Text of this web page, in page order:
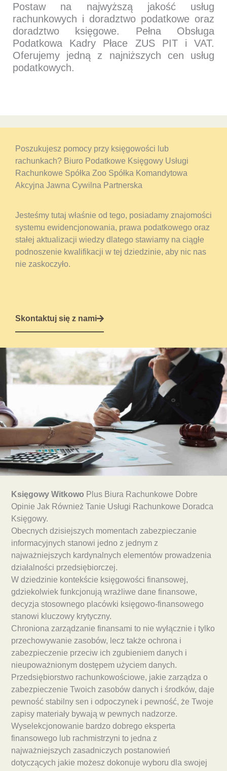
Postaw na najwyższą jakość usług
rachunkowych i doradztwo podatkowe oraz
doradztwo księgowe. Pełna Obsługa
Podatkowa Kadry Płace ZUS PIT i VAT.
Oferujemy jedną z najniższych cen usług
podatkowych.
Poszukujesz pomocy przy księgowości lub
rachunkach? Biuro Podatkowe Księgowy Usługi
Rachunkowe Spółka Zoo Spółka Komandytowa
Akcyjna Jawna Cywilna Partnerska
Jesteśmy tutaj właśnie od tego, posiadamy znajomości
systemu ewidencjonowania, prawa podatkowego oraz
stałej aktualizacji wiedzy dlatego stawiamy na ciągłe
podnoszenie kwalifikacji w tej dziedzinie, aby nic nas
nie zaskoczyło.
Skontaktuj się z nami
Księgowy Witkowo Plus Biura Rachunkowe Dobre
Opinie Jak Również Tanie Usługi Rachunkowe Doradca
Księgowy.
Obecnych dzisiejszych momentach zabezpieczanie
informacyjnych stanowi jedno z jednym z
najważniejszych kardynalnych elementów prowadzenia
działalności przedsiębiorczej.
W dziedzinie kontekście księgowości finansowej,
gdziekolwiek funkcjonują wrażliwe dane finansowe,
decyzja stosownego placówki księgowo-finansowego
stanowi kluczowy krytyczny.
Chroniona zarządzanie finansami to nie wyłącznie i tylko
przechowywanie zasobów, lecz także ochrona i
zabezpieczenie przeciw ich zgubieniem danych i
nieupoważnionym dostępem użyciem danych.
Przedsiębiorstwo rachunkowościowe, jakie zarządza o
zabezpieczenie Twoich zasobów danych i środków, daje
pewność stabilny sen i odpoczynek i pewność, że Twoje
zapisy materiały bywają w pewnych nadzorze.
Wyselekcjonowanie bardzo dobrego eksperta
finansowego lub rachmistrzyni to jedna z
najważniejszych zasadniczych postanowień
dotyczących jakie możesz dokonuje wyboru dla swojej